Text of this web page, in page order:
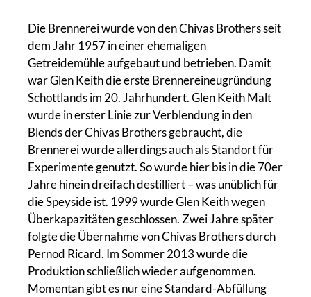
Die Brennerei wurde von den Chivas Brothers seit
dem Jahr 1957 in einer ehemaligen
Getreidemühle aufgebaut und betrieben. Damit
war Glen Keith die erste Brennereineugründung
Schottlands im 20. Jahrhundert. Glen Keith Malt
wurde in erster Linie zur Verblendung in den
Blends der Chivas Brothers gebraucht, die
Brennerei wurde allerdings auch als Standort für
Experimente genutzt. So wurde hier bis in die 70er
Jahre hinein dreifach destilliert – was unüblich für
die Speyside ist. 1999 wurde Glen Keith wegen
Überkapazitäten geschlossen. Zwei Jahre später
folgte die Übernahme von Chivas Brothers durch
Pernod Ricard. Im Sommer 2013 wurde die
Produktion schließlich wieder aufgenommen.
Momentan gibt es nur eine Standard-Abfüllung